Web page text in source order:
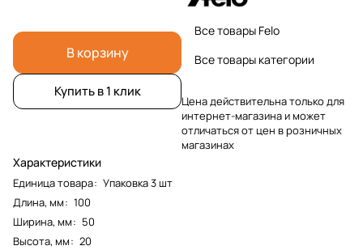
В корзину
Купить в 1 клик
Характеристики
Единица товара: Упаковка 3 шт
Длина, мм: 100
Ширина, мм: 50
Высота, мм: 20
Все товары Felo
Все товары категории
Цена действительна только для
интернет-магазина и может
отличаться от цен в розничных
магазинах